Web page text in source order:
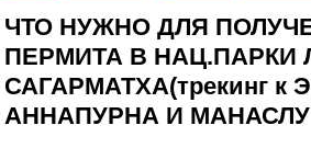
ЧТО НУЖНО ДЛЯ
ПЕРМИТА В НАЦ.ПАРКИ
САГАРМАТХА(трекинг к
АННАПУРНА И МАНАСЛУ